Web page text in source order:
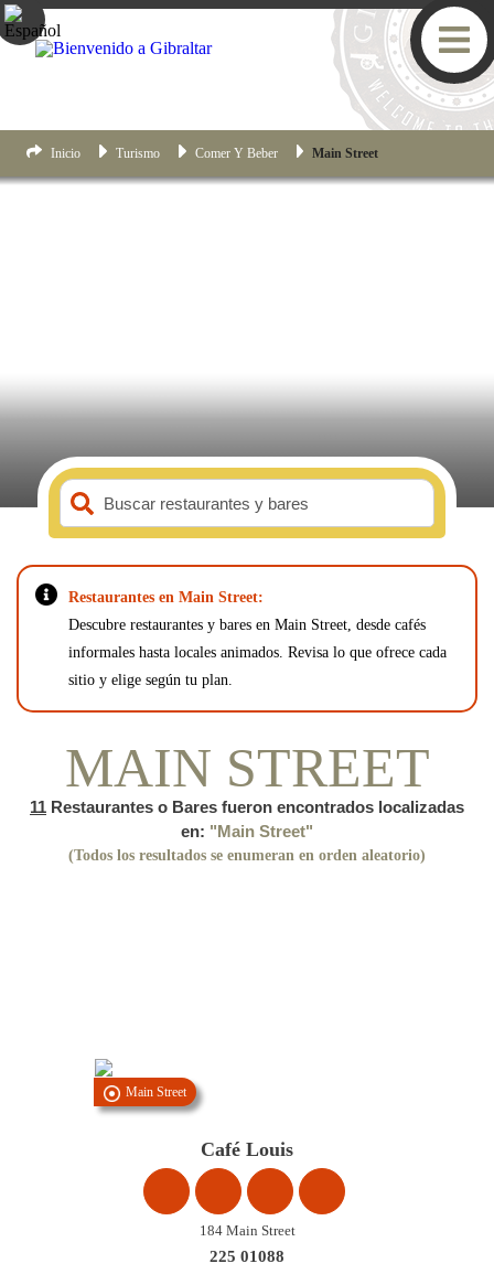
Inicio Turismo Comer Y Beber Main Street
Buscar restaurantes y bares
Restaurantes en Main Street:
Descubre restaurantes y bares en Main Street, desde cafés
informales hasta locales animados. Revisa lo que ofrece cada
sitio y elige según tu plan.
MAIN STREET
11 Restaurantes o Bares fueron encontrados localizadas
en: "Main Street"
(Todos los resultados se enumeran en orden aleatorio)
Main Street
Café Louis
184 Main Street
225 01088